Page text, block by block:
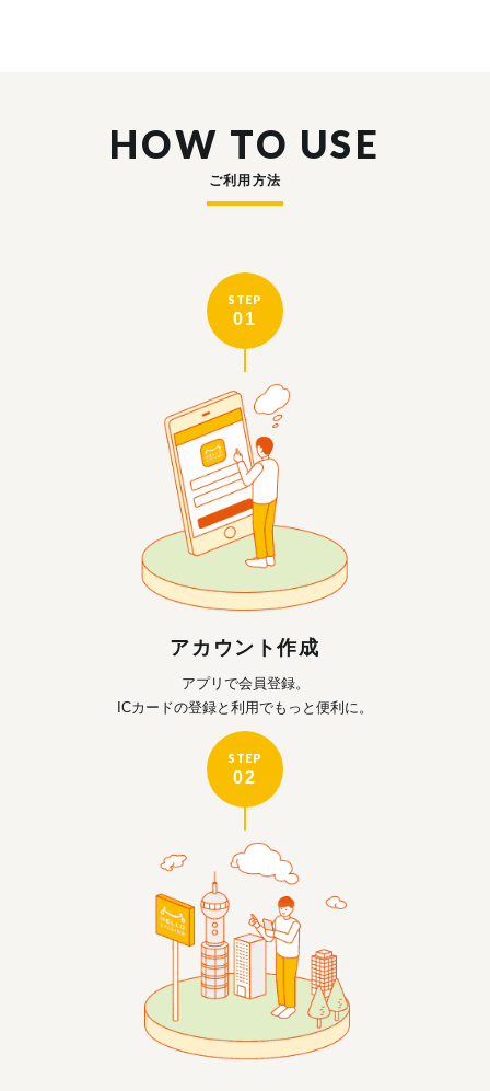
HOW TO USE
ご利用方法
STEP
01
アカウント作成
アプリで会員登録。
ICカードの登録と利用でもっと便利に。
STEP
02